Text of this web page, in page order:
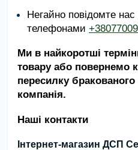
Негайно повідомте
телефонами
Ми в найкоротші
товару або повернемо
пересилку
компанія.
Наші контакти
Інтернет-магазин ДСП